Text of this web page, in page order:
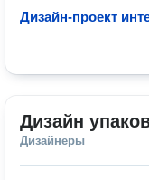
Дизайн-проект
Дизайн
Дизайнеры